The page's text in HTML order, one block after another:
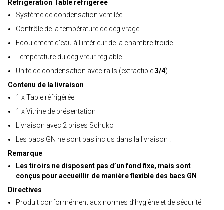
Réfrigération Table réfrigérée
Système de condensation ventilée
Contrôle de la température de dégivrage
Ecoulement d'eau à l'intérieur de la chambre froide
Température du dégivreur réglable
Unité de condensation avec rails (extractible3/4)
Contenu de la livraison
1 x Table réfrigérée
1 x Vitrine de présentation
Livraison avec 2 prises Schuko
Les bacs GN ne sont pas inclus dans la livraison !
Remarque
Les tiroirs ne disposent pas d’un fond fixe, mais sont
conçus pour accueillir de manière flexible des bacs GN
Directives
Produit conformément aux normes d’hygiène et de sécurité